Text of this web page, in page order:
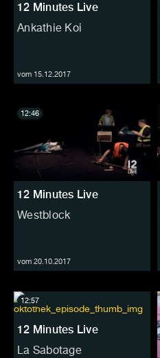
12 Minutes Live
Ankathie Koi
vom 15.12.2017
12 Minutes Live
Westblock
vom 20.10.2017
12:46
12 Minutes Live
La Sabotage
12:57